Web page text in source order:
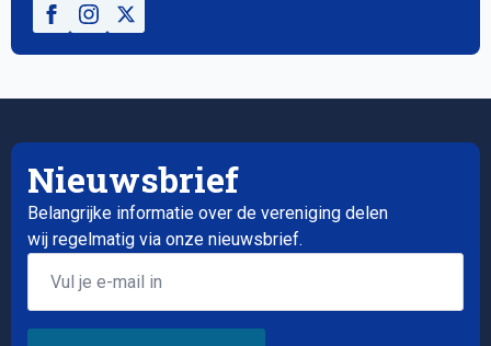
Nieuwsbrief
Belangrijke informatie over de vereniging delen
wij regelmatig via onze nieuwsbrief.
Email